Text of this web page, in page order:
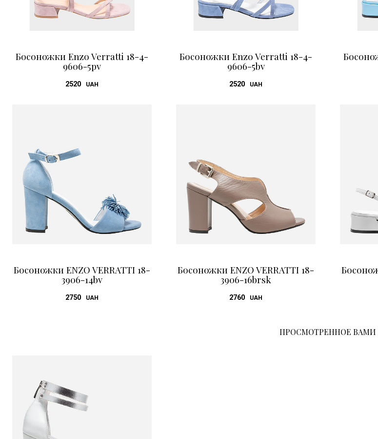
Босоножки Enzo Verratti 18-4-
9606-5pv
2520 UAH
Босоножки Enzo Verratti 18-4-
9606-5bv
2520 UAH
Босоножки ENZO VERRATTI 18-
3906-14bv
2750 UAH
Босоножки ENZO VERRATTI 18-
3906-16brsk
2760 UAH
ПРОСМОТРЕННОЕ ВАМИ